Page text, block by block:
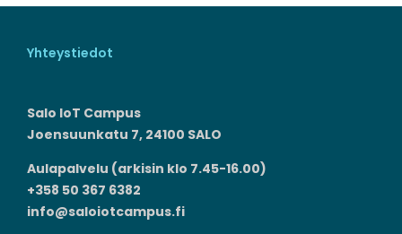
Yhteystiedot
Salo IoT Campus
Joensuunkatu 7, 24100 SALO
Aulapalvelu (arkisin klo 7.45-16.00)
+358 50 367 6382
info@saloiotcampus.fi